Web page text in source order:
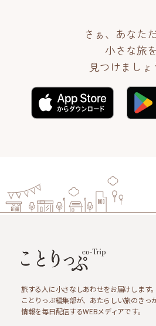
さぁ、あなた
小さな旅を
見つけまし
旅する人に小さなしあわせをお届けします。
ことりっぷ編集部が、あたらしい旅のきっ
情報を毎日配信するWEBメディアです。